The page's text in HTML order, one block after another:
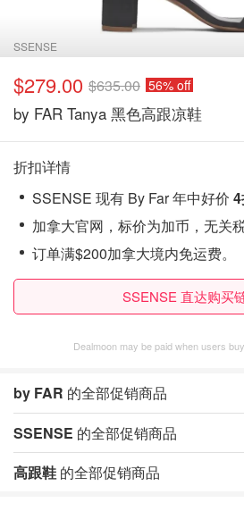
SSENSE
$279.00 $635.00 56% off
by FAR Tanya 黑色高跟凉鞋
折扣详情
SSENSE 现有 By Far 年中好价
加拿大官网，标价为加币，无关税
订单满$200加拿大境内免运费。
SSENSE 直达购买
Dealmoon may be paid when users
by FAR 的全部促销商品
SSENSE 的全部促销商品
高跟鞋 的全部促销商品